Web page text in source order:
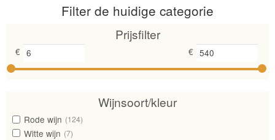
Filter de huidige categorie
Prijsfilter
€ €
Wijnsoort/kleur
Rode wijn (124)
Witte wijn (7)